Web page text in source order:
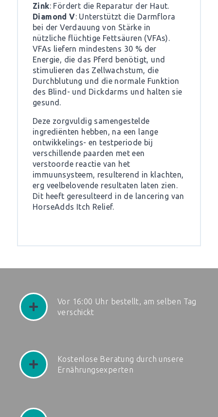
Zink: Fördert die Reparatur der Haut.
Diamond V: Unterstützt die Darmflora
bei der Verdauung von Stärke in
nützliche flüchtige Fettsäuren (VFAs).
VFAs liefern mindestens 30 % der
Energie, die das Pferd benötigt, und
stimulieren das Zellwachstum, die
Durchblutung und die normale Funktion
des Blind- und Dickdarms und halten sie
gesund.
Deze zorgvuldig samengestelde
ingrediënten hebben, na een lange
ontwikkelings- en testperiode bij
verschillende paarden met een
verstoorde reactie van het
immuunsysteem, resulterend in klachten,
erg veelbelovende resultaten laten zien.
Dit heeft geresulteerd in de lancering van
HorseAdds Itch Relief.
Vor 16:00 Uhr bestellt, am selben Tag
verschickt
Kostenlose Beratung durch unsere
Ernährungsexperten